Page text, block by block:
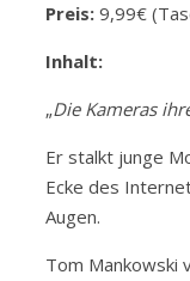
Preis: 9,99€
Inhalt:
„Die Kameras
Er stalkt junge
Ecke des
Augen.
Tom Mankowski